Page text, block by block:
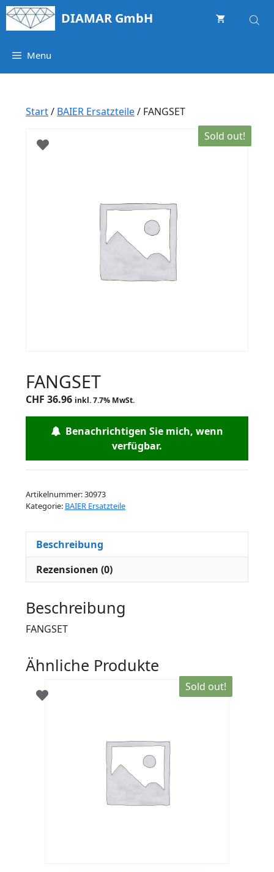
Springe
zum
DIAMAR GmbH
Menu
Start/ BAIER Ersatzteile/ FANGSET
Sold out!
FANGSET
CHF 36.96 inkl. 7.7% MwSt.
Benachrichtigen Sie mich, wenn
verfügbar.
Artikelnummer:30973
Kategorie: BAIER Ersatzteile
Beschreibung
Rezensionen (0)
Beschreibung
FANGSET
Ähnliche Produkte
Sold out!